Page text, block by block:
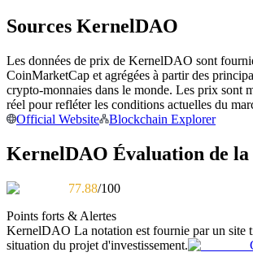
Devenez un trader de copie
Profitez du partage des bénéfices et des
trading
Information
Sources KernelDAO
Les données de prix de KernelDAO sont
CoinMarketCap et agrégées à partir des
crypto-monnaies dans le monde. Les prix sont
réel pour refléter les conditions actuelles du
Official Website
Blockchain Explorer
KernelDAO Évaluation de la
77.88/100
Points forts & Alertes
KernelDAO La notation est fournie par un site
situation du projet d'investissement.